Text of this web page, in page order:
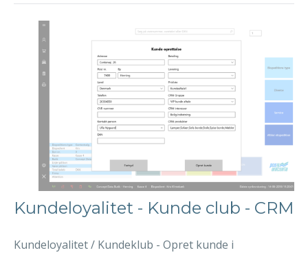
Kundeloyalitet - Kunde club - CRM
Kundeloyalitet / Kundeklub - Opret kunde i